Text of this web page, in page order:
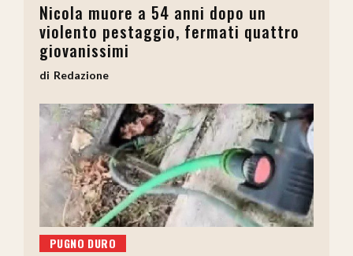
Nicola muore a 54 anni dopo un
violento pestaggio, fermati quattro
giovanissimi
Redazione
PUGNO DURO